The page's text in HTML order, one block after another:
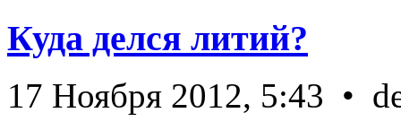
Куда делся литий?
17 Ноября 2012, 5:43 •